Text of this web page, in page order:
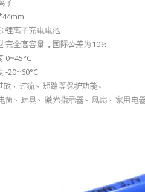
子
锂离子充电电池
完全高容量，国际公差为10%
0~45°C
-20~60°C
放、过流、短路等保护功能。
筒、玩具、激光指示器、风扇、家用电器